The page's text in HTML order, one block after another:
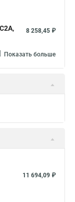
8 258,45 ₽
Показать больше
11 694,09 ₽